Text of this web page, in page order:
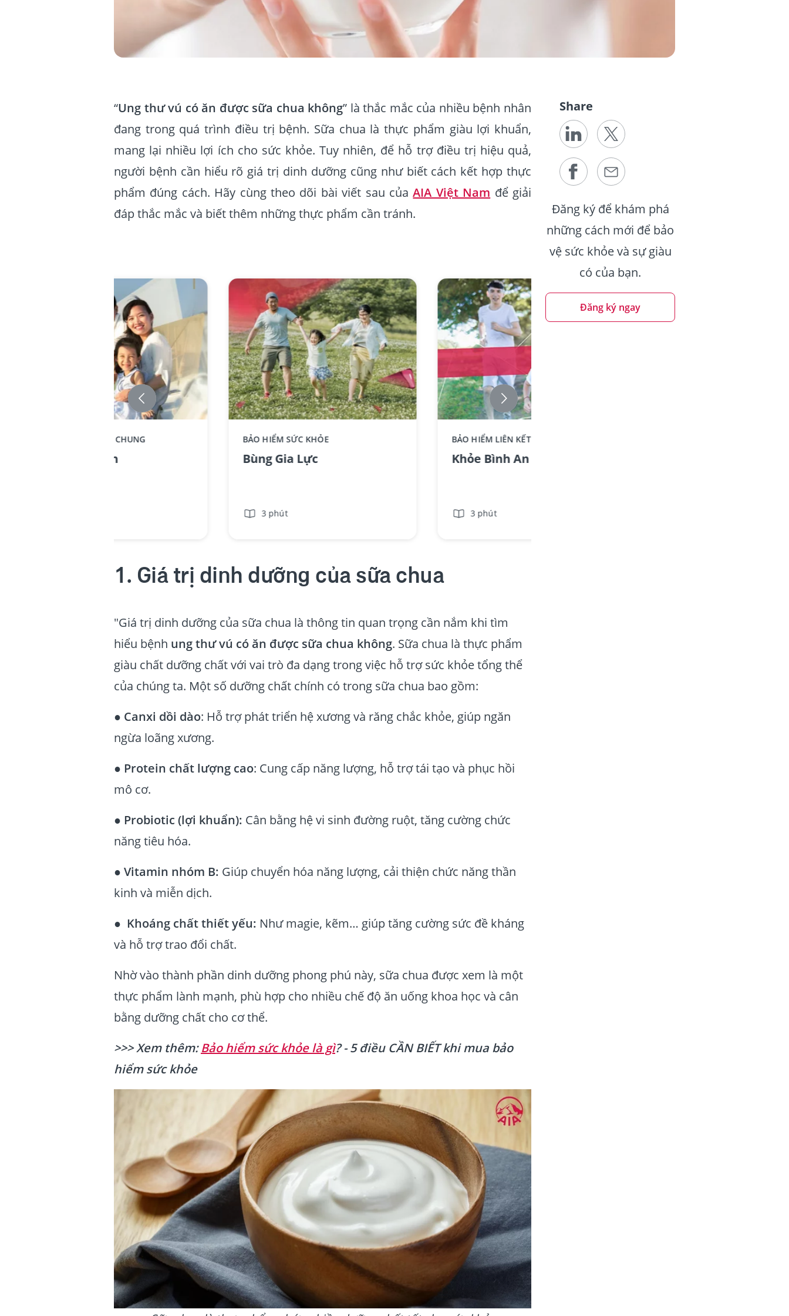
“Ung thư vú có ăn được sữa chua không” là thắc mắc của nhiều bệnh nhân
đang trong quá trình điều trị bệnh. Sữa chua là thực phẩm giàu lợi khuẩn,
mang lại nhiều lợi ích cho sức khỏe. Tuy nhiên, để hỗ trợ điều trị hiệu quả,
người bệnh cần hiểu rõ giá trị dinh dưỡng cũng như biết cách kết hợp thực
phẩm đúng cách. Hãy cùng theo dõi bài viết sau củaAIA Việt Nam để giải
đáp thắc mắc và biết thêm những thực phẩm cần tránh.
KhoeTronVen_no text
BẢO HIỂM LIÊN KẾT CHUNG
Khỏe Trọn Vẹn
Replace component AIA - Standee-
BungGiaLuc_No text
BẢO HIỂM SỨC KHỎE
Bùng Gia Lực
3 phút
BẢO HIỂM LIÊN KẾT CHUNG
Khỏe Bình An
3 phút
1. Giá trị dinh dưỡng của sữa chua
"Giá trị dinh dưỡng của sữa chua là thông tin quan trọng cần nắm khi tìm
hiểu bệnh ung thư vú có ăn được sữa chua không. Sữa chua là thực phẩm
giàu chất dưỡng chất với vai trò đa dạng trong việc hỗ trợ sức khỏe tổng thể
của chúng ta. Một số dưỡng chất chính có trong sữa chua bao gồm:
● Canxi dồi dào: Hỗ trợ phát triển hệ xương và răng chắc khỏe, giúp ngăn
ngừa loãng xương.
● Protein chất lượng cao: Cung cấp năng lượng, hỗ trợ tái tạo và phục hồi
mô cơ.
● Probiotic (lợi khuẩn): Cân bằng hệ vi sinh đường ruột, tăng cường chức
năng tiêu hóa.
● Vitamin nhóm B: Giúp chuyển hóa năng lượng, cải thiện chức năng thần
kinh và miễn dịch.
● Khoáng chất thiết yếu: Như magie, kẽm… giúp tăng cường sức đề kháng
và hỗ trợ trao đổi chất.
Nhờ vào thành phần dinh dưỡng phong phú này, sữa chua được xem là một
thực phẩm lành mạnh, phù hợp cho nhiều chế độ ăn uống khoa học và cân
bằng dưỡng chất cho cơ thể.
>>> Xem thêm:Bảo hiểm sức khỏe là gì? - 5 điều CẦN BIẾT khi mua bảo
hiểm sức khỏe
Share
Đăng ký để khám phá
những cách mới để bảo
vệ sức khỏe và sự giàu
có của bạn.
Đăng ký ngay